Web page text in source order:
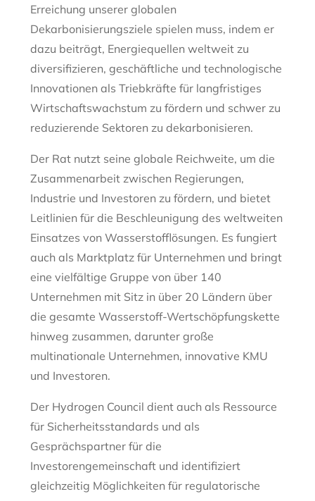
Erreichung unserer globalen
Dekarbonisierungsziele spielen muss, indem er
dazu beiträgt, Energiequellen weltweit zu
diversifizieren, geschäftliche und technologische
Innovationen als Triebkräfte für langfristiges
Wirtschaftswachstum zu fördern und schwer zu
reduzierende Sektoren zu dekarbonisieren.
Der Rat nutzt seine globale Reichweite, um die
Zusammenarbeit zwischen Regierungen,
Industrie und Investoren zu fördern, und bietet
Leitlinien für die Beschleunigung des weltweiten
Einsatzes von Wasserstofflösungen. Es fungiert
auch als Marktplatz für Unternehmen und bringt
eine vielfältige Gruppe von über 140
Unternehmen mit Sitz in über 20 Ländern über
die gesamte Wasserstoff-Wertschöpfungskette
hinweg zusammen, darunter große
multinationale Unternehmen, innovative KMU
und Investoren.
Der Hydrogen Council dient auch als Ressource
für Sicherheitsstandards und als
Gesprächspartner für die
Investorengemeinschaft und identifiziert
gleichzeitig Möglichkeiten für regulatorische